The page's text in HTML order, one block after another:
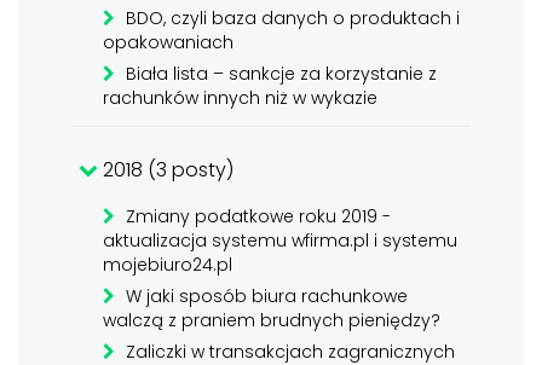
BDO, czyli baza danych o produktach i
opakowaniach
Biała lista – sankcje za korzystanie z
rachunków innych niż w wykazie
2018 (3 posty)
Zmiany podatkowe roku 2019 -
aktualizacja systemu wfirma.pl i systemu
mojebiuro24.pl
W jaki sposób biura rachunkowe
walczą z praniem brudnych pieniędzy?
Zaliczki w transakcjach zagranicznych